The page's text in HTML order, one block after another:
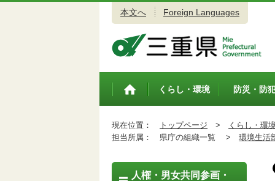
本文へ Foreign Languages
トップペ
くらし・環境 防災・防
現在位置： トップページ >
くらし・環
担当所属：
県庁の組織一覧 > 環境生活
人権・男女共同参画・